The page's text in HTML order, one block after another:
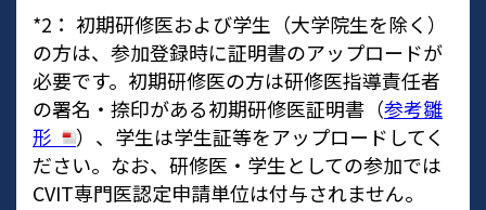
*2： 初期研修医および学生（大学院生を除く）
の方は、参加登録時に証明書のアップロードが
必要です。初期研修医の方は研修医指導責任者
の署名・捺印がある初期研修医証明書（参考雛
形）、学生は学生証等をアップロードしてく
ださい。なお、研修医・学生としての参加では
CVIT専門医認定申請単位は付与されません。